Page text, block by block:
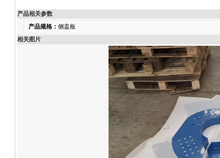
产品相关参数
产品规格： 侧盖板
相关图片